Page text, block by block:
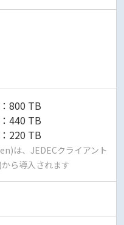
800 TB
440 TB
220 TB
は、JEDECクライアント
ら導入されます